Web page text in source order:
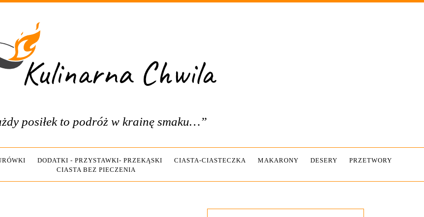
posiłek to podróż w krainę smaku…”
DODATKI - PRZYSTAWKI- PRZEKĄSKI CIASTA-CIASTECZKA MAKARONY DESERY
PRZETWORY
CIASTA BEZ PIECZENIA